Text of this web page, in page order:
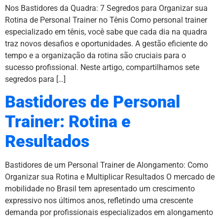
Nos Bastidores da Quadra: 7 Segredos para Organizar sua
Rotina de Personal Trainer no Tênis Como personal trainer
especializado em tênis, você sabe que cada dia na quadra
traz novos desafios e oportunidades. A gestão eficiente do
tempo e a organização da rotina são cruciais para o
sucesso profissional. Neste artigo, compartilhamos sete
segredos para […]
Bastidores de Personal
Trainer: Rotina e
Resultados
Bastidores de um Personal Trainer de Alongamento: Como
Organizar sua Rotina e Multiplicar Resultados O mercado de
mobilidade no Brasil tem apresentado um crescimento
expressivo nos últimos anos, refletindo uma crescente
demanda por profissionais especializados em alongamento